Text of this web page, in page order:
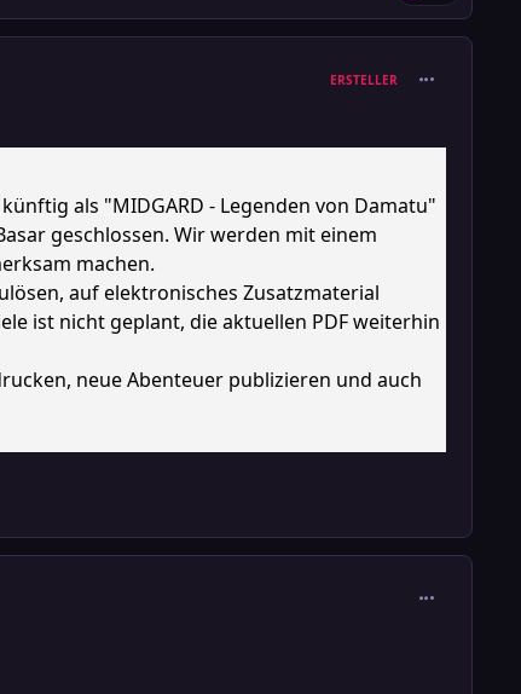
ERSTELLER
als "MIDGARD - Legenden von Damatu"
geschlossen. Wir werden mit einem
machen.
auf elektronisches Zusatzmaterial
ist nicht geplant, die aktuellen PDF weiterhin
neue Abenteuer publizieren und auch